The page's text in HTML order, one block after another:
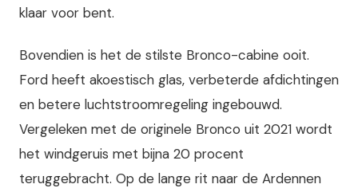
klaar voor bent.
Bovendien is het de stilste Bronco-cabine ooit.
Ford heeft akoestisch glas, verbeterde afdichtingen
en betere luchtstroomregeling ingebouwd.
Vergeleken met de originele Bronco uit 2021 wordt
het windgeruis met bijna 20 procent
teruggebracht. Op de lange rit naar de Ardennen